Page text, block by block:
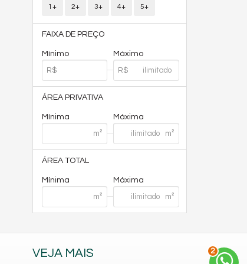
1+ 2+ 3+ 4+ 5+
FAIXA DE PREÇO
Mínimo Máximo
ÁREA PRIVATIVA
Mínima Máxima
ÁREA TOTAL
Mínima Máxima
VEJA MAIS
2